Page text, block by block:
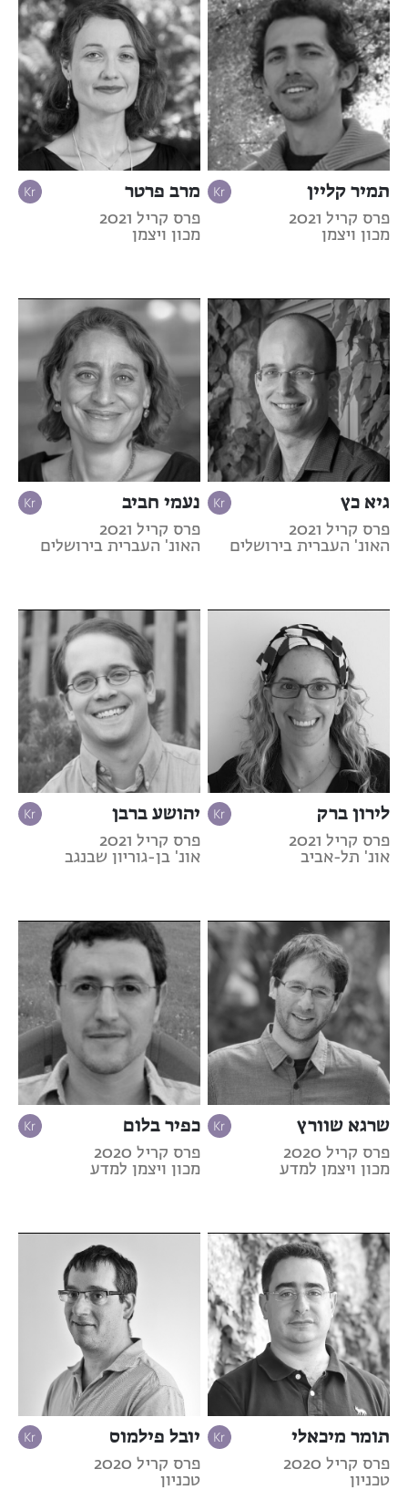
תמיר קליין
פרס קריל 2021
מכון ויצמן
מרב פרטר
פרס קריל 2021
מכון ויצמן
גיא כץ
פרס קריל 2021
האונ' העברית בירושלים
נעמי חביב
פרס קריל 2021
האונ' העברית בירושלים
לירון ברק
פרס קריל 2021
אונ' תל-אביב
יהושע ברבן
פרס קריל 2021
אונ' בן-גוריון שבנגב
שרגא שוורץ
פרס קריל 2020
מכון ויצמן למדע
כפיר בלום
פרס קריל 2020
מכון ויצמן למדע
תומר מיכאלי
פרס קריל 2020
טכניון
יובל פילמוס
פרס קריל 2020
טכניון